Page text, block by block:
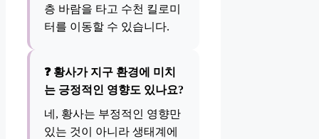
층 바람을 타고 수천 킬로미
터를 이동할 수 있습니다.
❓ 황사가 지구 환경에 미치
는 긍정적인 영향도 있나요?
네, 황사는 부정적인 영향만
있는 것이 아니라 생태계에